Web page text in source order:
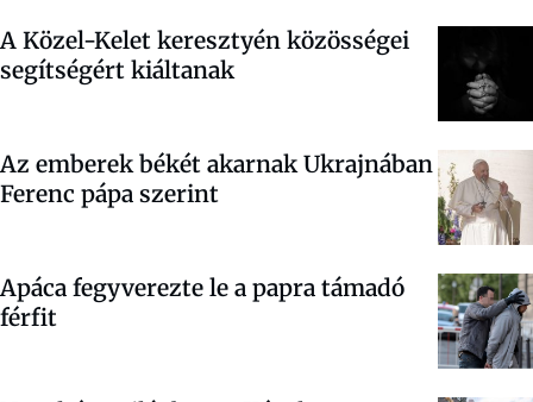
A Közel-Kelet keresztyén közösségei
segítségért kiáltanak
Az emberek békét akarnak Ukrajnában
Ferenc pápa szerint
Apáca fegyverezte le a papra támadó
férfit